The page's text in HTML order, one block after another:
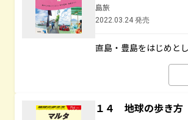
島旅
2022.03.24 発売
直島・豊島をはじめと
１４ 地球の歩き